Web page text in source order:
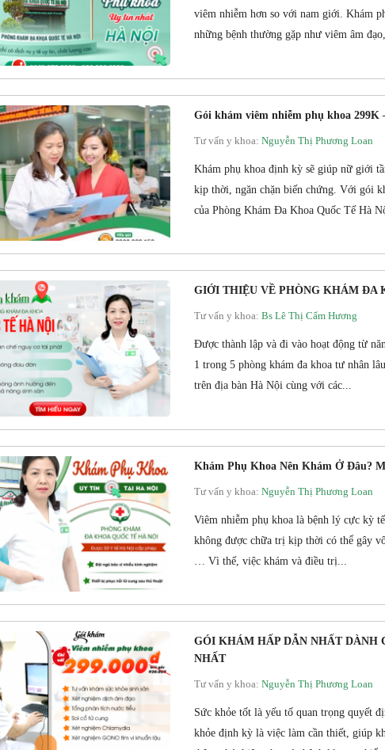
viêm nhiễm hơn so với nam giới. Khám
những bệnh thường gặp như viêm âm đạo,
Gói khám viêm nhiễm phụ khoa 299K
Tư vấn y khoa: Nguyễn Thị Phương Loan
Khám phụ khoa định kỳ sẽ giúp nữ giới
kịp thời, ngăn chặn biến chứng. Với gói
của Phòng Khám Đa Khoa Quốc Tế Hà
GIỚI THIỆU VỀ PHÒNG KHÁM ĐA
Tư vấn y khoa: Bs Lê Thị Cẩm Hương
Được thành lập và đi vào hoạt động từ
1 trong 5 phòng khám đa khoa tư nhân
trên địa bàn Hà Nội cùng với các...
Khám Phụ Khoa Nên Khám Ở Đâu?
Tư vấn y khoa: Nguyễn Thị Phương Loan
Viêm nhiễm phụ khoa là bệnh lý cực kỳ
không được chữa trị kịp thời có thể gây
… Vì thế, việc khám và điều trị...
GÓI KHÁM HẤP DẪN NHẤT DÀNH
NHẤT
Tư vấn y khoa: Nguyễn Thị Phương Loan
Sức khỏe tốt là yếu tố quan trọng quyết
khỏe định kỳ là việc làm cần thiết, giúp